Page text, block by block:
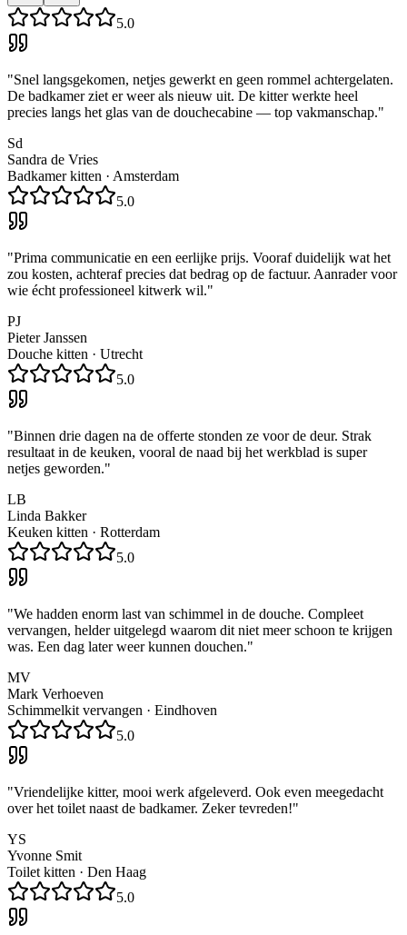
5.0
"Snel langsgekomen, netjes gewerkt en geen rommel achtergelaten.
De badkamer ziet er weer als nieuw uit. De kitter werkte heel
precies langs het glas van de douchecabine — top vakmanschap."
Sd
Sandra de Vries
Badkamer kitten · Amsterdam
5.0
"Prima communicatie en een eerlijke prijs. Vooraf duidelijk wat het
zou kosten, achteraf precies dat bedrag op de factuur. Aanrader voor
wie écht professioneel kitwerk wil."
PJ
Pieter Janssen
Douche kitten · Utrecht
5.0
"Binnen drie dagen na de offerte stonden ze voor de deur. Strak
resultaat in de keuken, vooral de naad bij het werkblad is super
netjes geworden."
LB
Linda Bakker
Keuken kitten · Rotterdam
5.0
"We hadden enorm last van schimmel in de douche. Compleet
vervangen, helder uitgelegd waarom dit niet meer schoon te krijgen
was. Een dag later weer kunnen douchen."
MV
Mark Verhoeven
Schimmelkit vervangen · Eindhoven
5.0
"Vriendelijke kitter, mooi werk afgeleverd. Ook even meegedacht
over het toilet naast de badkamer. Zeker tevreden!"
YS
Yvonne Smit
Toilet kitten · Den Haag
5.0